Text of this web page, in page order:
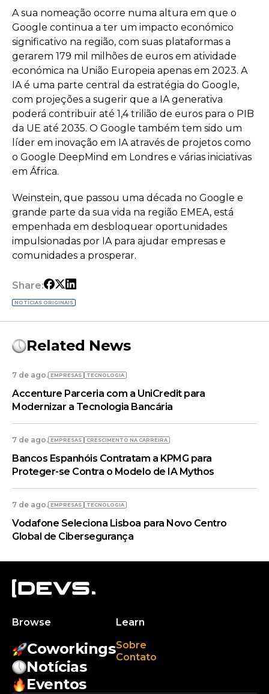
A sua nomeação ocorre numa altura em que o
Google continua a ter um impacto económico
significativo na região, com suas plataformas a
gerarem 179 mil milhões de euros em atividade
económica na União Europeia apenas em 2023. A
IA é uma parte central da estratégia do Google,
com projeções a sugerir que a IA generativa
poderá contribuir até 1,4 trilião de euros para o PIB
da UE até 2035. O Google também tem sido um
líder em inovação em IA através de projetos como
o Google DeepMind em Londres e várias iniciativas
em África.
Weinstein, que passou uma década no Google e
grande parte da sua vida na região EMEA, está
empenhada em desbloquear oportunidades
impulsionadas por IA para ajudar empresas e
comunidades a prosperar.
Share:
NOTÍCIAS ORIGINAIS
Related News
7 de ago. EMPRESAS TECNOLOGIA
Accenture Parceria com a UniCredit para
Modernizar a Tecnologia Bancária
7 de ago. EMPRESAS CRESCIMENTO NA CARREIRA
Bancos Espanhóis Contratam a KPMG para
Proteger-se Contra o Modelo de IA Mythos
7 de ago. EMPRESAS TECNOLOGIA
Vodafone Seleciona Lisboa para Novo Centro
Global de Cibersegurança
Browse
Coworkings
Notícias
Eventos
Learn
Sobre
Contato